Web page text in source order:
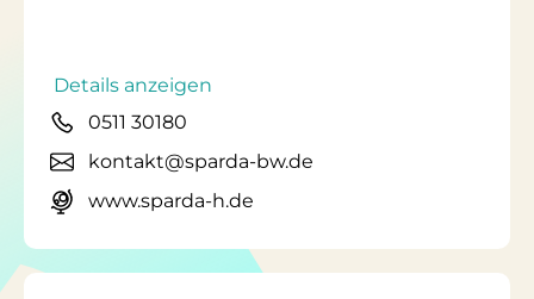
Details anzeigen
0511 30180
kontakt@sparda-bw.de
www.sparda-h.de